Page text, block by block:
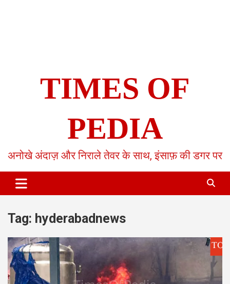
TIMES OF
PEDIA
अनोखे अंदाज़ और निराले तेवर के साथ, इंसाफ़ की डगर पर
Tag: hyderabadnews